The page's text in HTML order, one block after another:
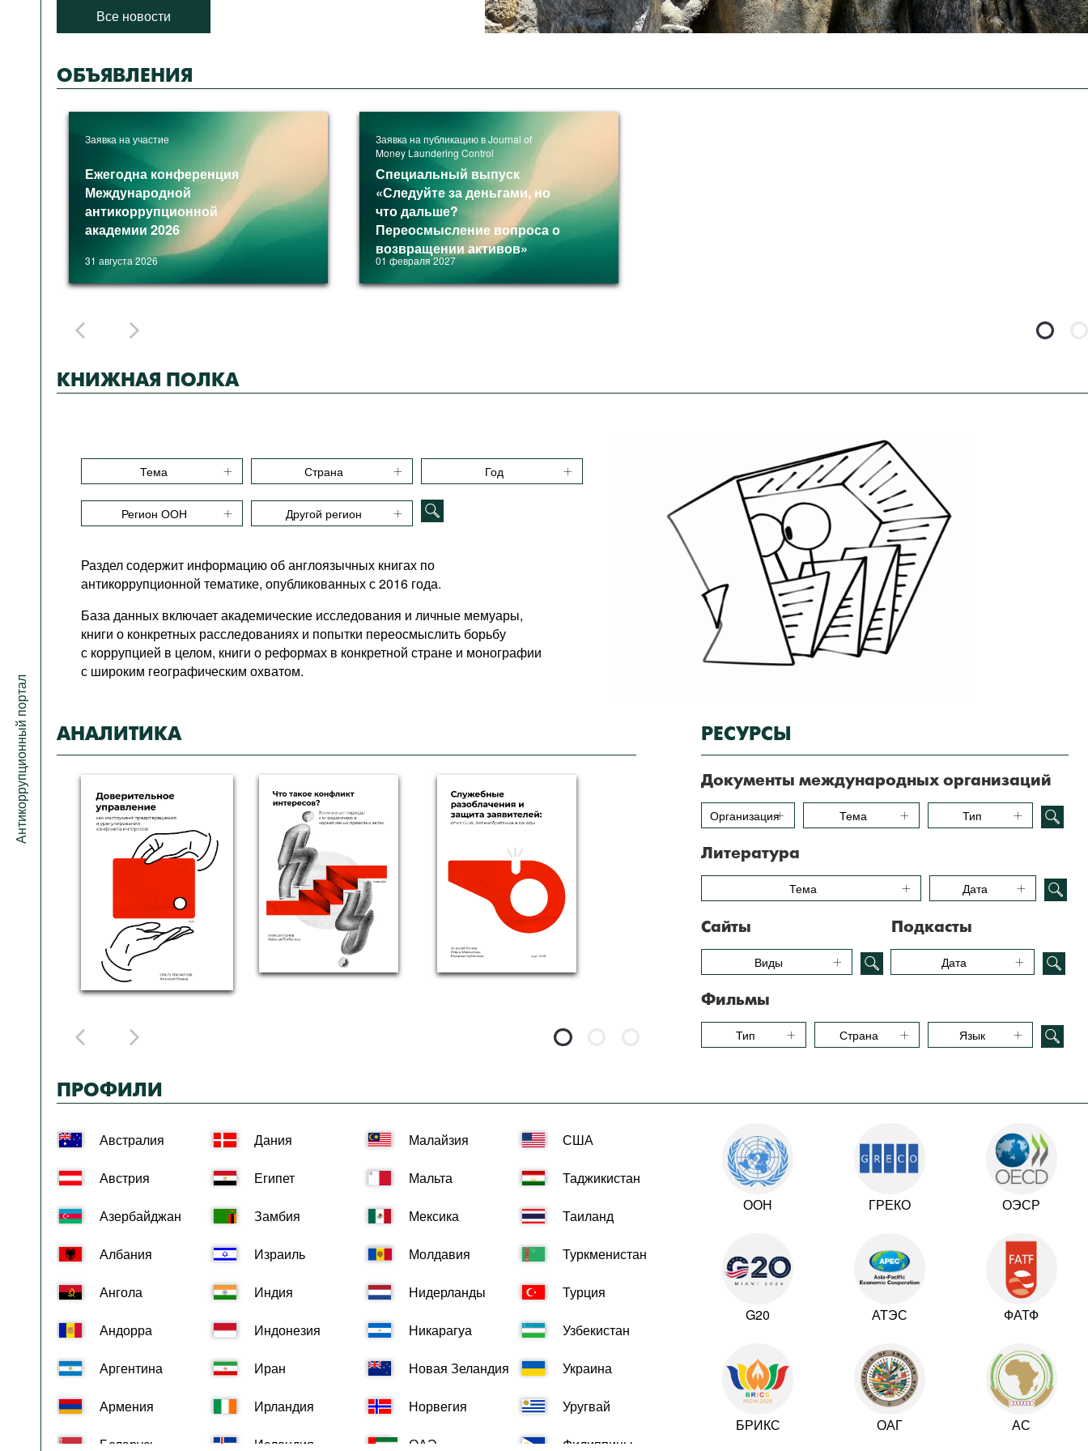
Антикоррупционный портал
Книжная полка
Все новости
ОБЪЯВЛЕНИЯ
Заявка на участие
Ежегодна конференция
Международной
антикоррупционной
академии 2026
31 августа 2026
Заявка на публикацию в Journal of
Money Laundering Control
Специальный выпуск
«Следуйте за деньгами, но
что дальше?
Переосмысление вопроса о
возвращении активов»
01 февраля 2027
КНИЖНАЯ ПОЛКА
Тема Страна Год
Регион ООН Другой регион
Раздел содержит информацию об англоязычных книгах по
антикоррупционной тематике, опубликованных с 2016 года.
База данных включает академические исследования и личные мемуары,
книги о конкретных расследованиях и попытки переосмыслить борьбу
с коррупцией в целом, книги о реформах в конкретной стране и монографии
с широким географическим охватом.
АНАЛИТИКА РЕСУРСЫ
Документы международных организаций
Организация Тема Тип
Литература
Тема Дата
Сайты Подкасты
Виды Дата
Фильмы
Тип Страна Язык
ПРОФИЛИ
Австралия Дания Малайзия США
Австрия Египет Мальта Таджикистан
Азербайджан Замбия Мексика Таиланд
Албания Израиль Молдавия Туркменистан
Ангола Индия Нидерланды Турция
Андорра Индонезия Никарагуа Узбекистан
Аргентина Иран Новая Зеландия Украина
Армения Ирландия Норвегия Уругвай
Беларусь Исландия ОАЭ Филиппины
ООН ГРЕКО ОЭСР
G20 АТЭС ФАТФ
БРИКС ОАГ АС